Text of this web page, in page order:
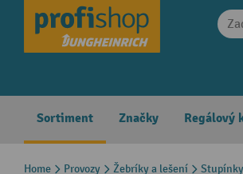
Skip to main navigation
Sortiment Značky Regálový
Home Provozy Žebríky a lešení Stupínky